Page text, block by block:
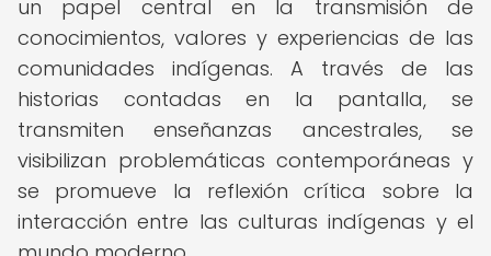
un papel central en la transmisión de
conocimientos, valores y experiencias de las
comunidades indígenas. A través de las
historias contadas en la pantalla, se
transmiten enseñanzas ancestrales, se
visibilizan problemáticas contemporáneas y
se promueve la reflexión crítica sobre la
interacción entre las culturas indígenas y el